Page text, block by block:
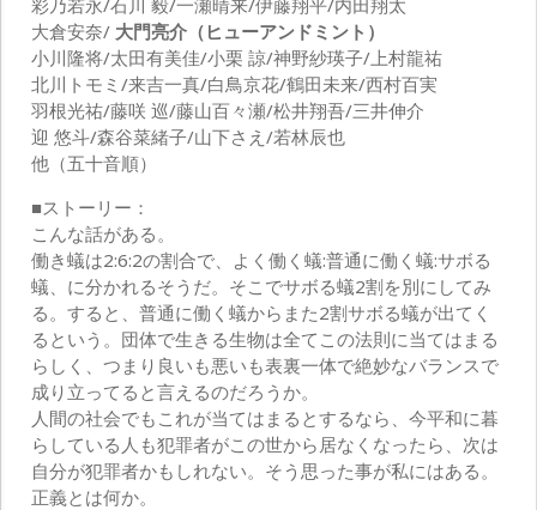
大倉安奈/ 大門亮介（ヒューアンドミント）
小川隆将/太田有美佳/小栗 諒/神野紗瑛子/上村龍祐
北川トモミ/来吉一真/白鳥京花/鶴田未来/西村百実
羽根光祐/藤咲 巡/藤山百々瀬/松井翔吾/三井伸介
迎 悠斗/森谷菜緒子/山下さえ/若林辰也
他（五十音順）
■ストーリー：
こんな話がある。
働き蟻は2:6:2の割合で、よく働く蟻:普通に働く蟻:サボる
蟻、に分かれるそうだ。そこでサボる蟻2割を別にしてみ
る。すると、普通に働く蟻からまた2割サボる蟻が出てく
るという。団体で生きる生物は全てこの法則に当てはまる
らしく、つまり良いも悪いも表裏一体で絶妙なバランスで
成り立ってると言えるのだろうか。
人間の社会でもこれが当てはまるとするなら、今平和に暮
らしている人も犯罪者がこの世から居なくなったら、次は
自分が犯罪者かもしれない。そう思った事が私にはある。
正義とは何か。